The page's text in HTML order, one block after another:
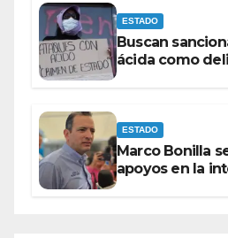
ESTADO
Buscan
ácida como
ESTADO
Marco Bonilla
apoyos en la